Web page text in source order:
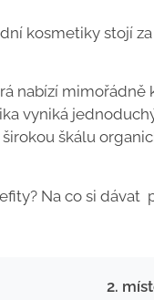
kosmetiky stojí
nabízí mimořádně
vyniká
širokou škálu
Na co si
2.